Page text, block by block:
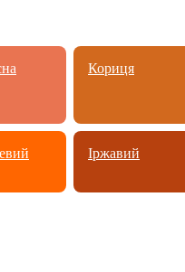
Кориця
Іржавий